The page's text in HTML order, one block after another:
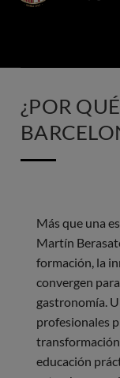
¿POR
Más que una
Martín
formación, la
convergen
gastronomía.
profesionales
transformación
educación